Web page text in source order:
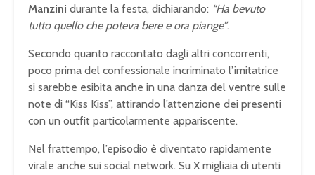
Manzini durante la festa, dichiarando: “Ha bevuto
tutto quello che poteva bere e ora piange”.
Secondo quanto raccontato dagli altri concorrenti,
poco prima del confessionale incriminato l’imitatrice
si sarebbe esibita anche in una danza del ventre sulle
note di “Kiss Kiss”, attirando l’attenzione dei presenti
con un outfit particolarmente appariscente.
Nel frattempo, l’episodio è diventato rapidamente
virale anche sui social network. Su X migliaia di utenti